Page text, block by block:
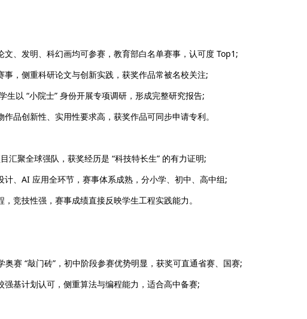
、发明、科幻画均可参赛，教育部白名单赛事，认可度 Top1;
，侧重科研论文与创新实践，获奖作品常被名校关注;
以 “小院士” 身份开展专项调研，形成完整研究报告;
创新性、实用性要求高，获奖作品可同步申请专利。
聚全球强队，获奖经历是 “科技特长生” 的有力证明;
、AI 应用全环节，赛事体系成熟，分小学、初中、高中组;
技性强，赛事成绩直接反映学生工程实践能力。
“敲门砖”，初中阶段参赛优势明显，获奖可直通省赛、国赛;
基计划认可，侧重算法与编程能力，适合高中备赛;